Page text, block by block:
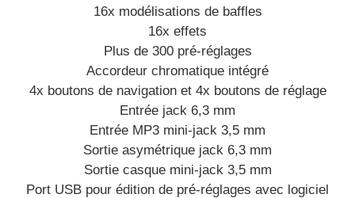
16x modélisations de baffles
16x effets
Plus de 300 pré-réglages
Accordeur chromatique intégré
4x boutons de navigation et 4x boutons de réglage
Entrée jack 6,3 mm
Entrée MP3 mini-jack 3,5 mm
Sortie asymétrique jack 6,3 mm
Sortie casque mini-jack 3,5 mm
Port USB pour édition de pré-réglages avec logiciel